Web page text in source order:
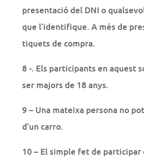
presentació del DNI o
que l’identifique. A més de
tiquets de compra.
8 -. Els participants en aquest
ser majors de 18 anys.
9 – Una mateixa persona no
d’un carro.
10 – El simple fet de